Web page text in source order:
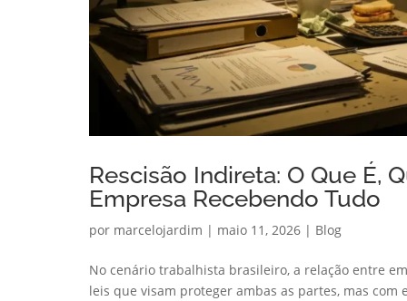
Rescisão Indireta: O Que É,
Empresa Recebendo Tudo
por marcelojardim | maio 11, 2026 | Blog
No cenário trabalhista brasileiro, a relação entre
leis que visam proteger ambas as partes, mas